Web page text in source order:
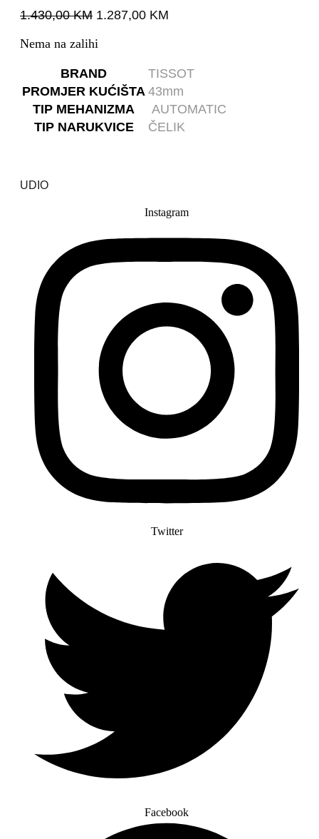
1.430,00KM 1.287,00 KM
Nema na zalihi
BRAND
TISSOT
PROMJER KUĆIŠTA 43mm
TIP MEHANIZMA
AUTOMATIC
TIP NARUKVICE
ČELIK
UDIO
Instagram
Twitter
Facebook